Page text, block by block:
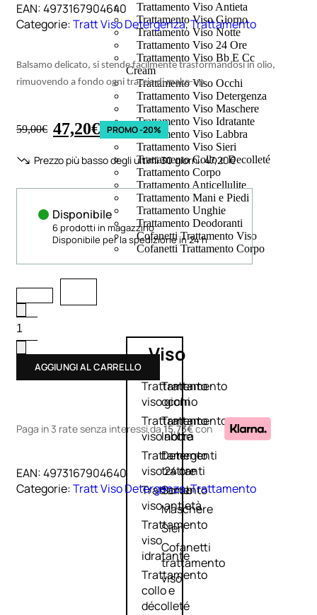
Trattamento Viso Antieta
Trattamento Viso Giorno
Trattamento Viso Notte
Trattamento Viso 24 Ore
Trattamento Viso Bb E Cc
Cream
Trattamento Viso Occhi
Trattamento Viso Detergenza
Trattamento Viso Maschere
Trattamento Viso Idratante
Trattamento Viso Labbra
Trattamento Viso Sieri
Trattamento Collo e Decolleté
Trattamento Corpo
Trattamento Anticellulite
Trattamento Mani e Piedi
Trattamento Unghie
Trattamento Deodoranti
Cofanetti Trattamento Viso
Cofanetti Trattamento Corpo
Viso
Trattamento
viso giorno
Trattamento
viso notte
Trattamento
viso 24 ore
Trattamento
viso antietà
Trattamento
viso
idratante
Trattamento
collo e
décolleté
Trattamento
occhi
Trattamento
labbra
Detergenti
trattanti
Scrub
Maschere
Sieri
Cofanetti
trattamento
viso
EAN:4973167904640
Categorie:Tratt Viso Detergenza,Trattamento
Balsamo delicato, si stende facilmente trasformandosi in olio,
rimuovendo a fondo ogni traccia di make-up
59,00€ 47,20€ PROMO -20%
Prezzo più basso degli ultimi 30 giorni:47,20€
Disponibile
6 prodotti in magazzino
Disponibile per la spedizione in 24 h
AGGIUNGI AL CARRELLO
Paga in 3 rate senza interessida15,73€con
EAN:4973167904640
Categorie:Tratt Viso Detergenza,Trattamento